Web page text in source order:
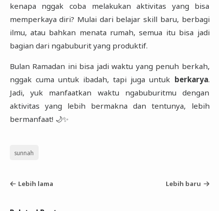
kenapa nggak coba melakukan aktivitas yang bisa
memperkaya diri? Mulai dari belajar skill baru, berbagi
ilmu, atau bahkan menata rumah, semua itu bisa jadi
bagian dari ngabuburit yang produktif.
Bulan Ramadan ini bisa jadi waktu yang penuh berkah,
nggak cuma untuk ibadah, tapi juga untuk berkarya.
Jadi, yuk manfaatkan waktu ngabuburitmu dengan
aktivitas yang lebih bermakna dan tentunya, lebih
bermanfaat! 🌙✨
sunnah
Lebih lama Lebih baru